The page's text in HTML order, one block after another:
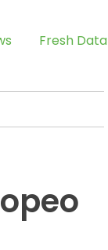
Fresh Data